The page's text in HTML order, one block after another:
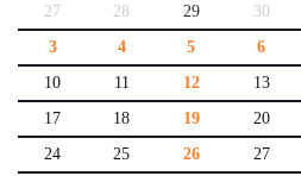
27
28 29 30
3
4 5 6
10
11 12 13
17
18 19 20
24
25 26 27